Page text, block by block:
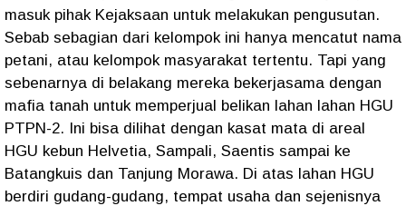
masuk pihak Kejaksaan untuk melakukan pengusutan.
Sebab sebagian dari kelompok ini hanya mencatut nama
petani, atau kelompok masyarakat tertentu. Tapi yang
sebenarnya di belakang mereka bekerjasama dengan
mafia tanah untuk memperjual belikan lahan lahan HGU
PTPN-2. Ini bisa dilihat dengan kasat mata di areal
HGU kebun Helvetia, Sampali, Saentis sampai ke
Batangkuis dan Tanjung Morawa. Di atas lahan HGU
berdiri gudang-gudang, tempat usaha dan sejenisnya